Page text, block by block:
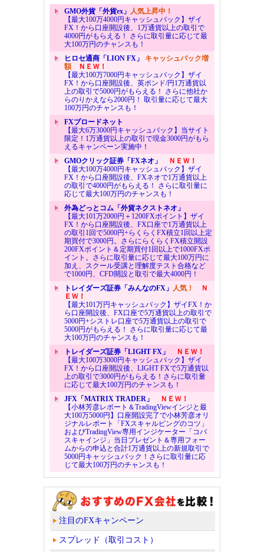
GMO外貨「外貨ex」 人気上昇中！
【最大100万4000円キャッシュバック】ザイ
FX！から口座開設後、1万通貨以上の取引で
4000円がもらえる！ さらに取引量に応じて最
大100万円のチャンスも！
ヒロセ通商「LION FX」 キャッシュバック増
額ＮＥＷ！
【最大100万7000円キャッシュバック】ザイ
FX！から口座開設後、英ポンド/円1万通貨以
上の取引で5000円がもらえる！ さらに他社か
らのりかえなら2000円！ 取引量に応じて最大
100万円のチャンスも！
FXブロードネット
【最大6万3000円キャッシュバック】当サイト
限定！1万通貨以上の取引で現金3000円がもら
えるキャンペーン実施中！
GMOクリック証券「FXネオ」
ＮＥＷ！
【最大100万4000円キャッシュバック】ザイ
FX！から口座開設後、FXネオで1万通貨以上
の取引で4000円がもらえる！ さらに取引量に
応じて最大100万円のチャンスも！
外為どっとコム「外貨ネクストネオ」
【最大101万2000円＋1200FXポイント】ザイ
FX！から口座開設後、FX口座で1万通貨以上
の取引1回で5000円+らくらくFX積立1回以上定
期買付で3000円。さらにらくらくFX積立開設
200FXポイント＆定期買付1回以上で1000FXポ
イント。さらに取引量に応じて最大100万円に
加え、スクール受講と理解度テスト合格など
で1000円、CFD開設と取引で最大4000円！
トレイダーズ証券「みんなのFX」 人気！
Ｎ
ＥＷ！
【最大101万円キャッシュバック】ザイFX！か
ら口座開設後、FX口座で5万通貨以上の取引で
5000円+シストレ口座で5万通貨以上の取引で
5000円がもらえる！ さらに取引量に応じて最
大100万円のチャンスも！
トレイダーズ証券「LIGHT FX」
ＮＥＷ！
【最大100万3000円キャッシュバック】ザイ
FX！から口座開設後、LIGHT FXで5万通貨以
上の取引で3000円がもらえる！さらに取引量
に応じて最大100万円のチャンスも！
JFX「MATRIX TRADER」
ＮＥＷ！
【小林芳彦レポート＆TradingViewインジと最
大100万5000円】口座開設完了で小林芳彦オリ
ジナルレポート「FXスキャルピングのコツ」
およびTradingView専用インジケーター「コバ
スキャインジ」当日プレゼント＆専用フォー
ムからの申込と合計1万通貨以上の新規取引で
5000円キャッシュバック！さらに取引量に応
じて最大100万円のチャンスも！
注目のFXキャンペーン
スプレッド（取引コスト）